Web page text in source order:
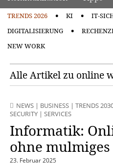
TRENDS 2026 KI
IT-
DIGITALISIERUNG
NEW WORK
Alle Artikel zu online
NEWS | BUSINESS | TRENDS
SECURITY | SERVICES
Informatik:
ohne
23. Februar 2025